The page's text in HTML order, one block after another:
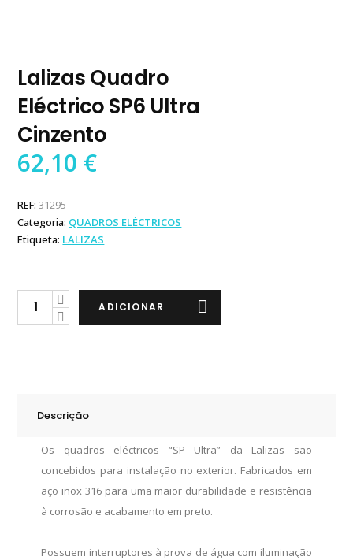
Lalizas Quadro
Eléctrico SP6 Ultra
Cinzento
62,10 €
REF:31295
Categoria: QUADROS ELÉCTRICOS
Etiqueta: LALIZAS
Lalizas
quantity
ADICIONAR
Descrição
Os quadros eléctricos “SP Ultra” da Lalizas são
concebidos para instalação no exterior. Fabricados em
aço inox 316 para uma maior durabilidade e resistência
à corrosão e acabamento em preto.
Possuem interruptores à prova de água com iluminação